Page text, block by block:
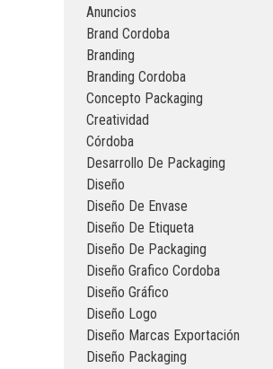
Anuncios
Brand Cordoba
Branding
Branding Cordoba
Concepto Packaging
Creatividad
Córdoba
Desarrollo De Packaging
Diseño
Diseño De Envase
Diseño De Etiqueta
Diseño De Packaging
Diseño Grafico Cordoba
Diseño Gráfico
Diseño Logo
Diseño Marcas Exportación
Diseño Packaging